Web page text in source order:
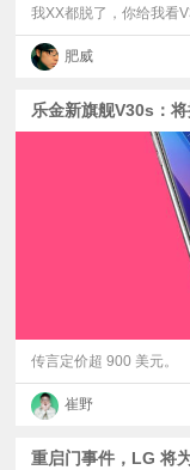
普
验
我XX都脱了，你给我看
肥威
乐金新旗舰V30s：
传言定价超 900 美元。
崔野
重启门事件，LG 将